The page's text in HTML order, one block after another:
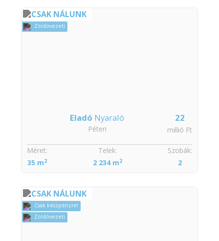
CSAK NÁLUNK
Zöldövezeti
22
millió Ft
Eladó Nyaraló
Péteri
Szobák:
2
Méret:
35 m2
Telek:
2 234 m2
CSAK NÁLUNK
Csak készpénzre!
Zöldövezeti